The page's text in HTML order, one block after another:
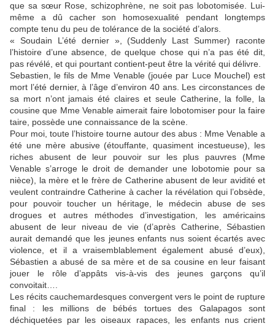
que sa sœur Rose, schizophrène, ne soit pas lobotomisée. Lui-
même a dû cacher son homosexualité pendant longtemps
compte tenu du peu de tolérance de la société d’alors.
« Soudain L’été dernier », (Suddenly Last Summer) raconte
l’histoire d’une absence, de quelque chose qui n’a pas été dit,
pas révélé, et qui pourtant contient-peut être la vérité qui délivre.
Sebastien, le fils de Mme Venable (jouée par Luce Mouchel) est
mort l’été dernier, à l’âge d’environ 40 ans. Les circonstances de
sa mort n’ont jamais été claires et seule Catherine, la folle, la
cousine que Mme Venable aimerait faire lobotomiser pour la faire
taire, possède une connaissance de la scène.
Pour moi, toute l’histoire tourne autour des abus : Mme Venable a
été une mère abusive (étouffante, quasiment incestueuse), les
riches abusent de leur pouvoir sur les plus pauvres (Mme
Venable s’arroge le droit de demander une lobotomie pour sa
nièce), la mère et le frère de Catherine abusent de leur avidité et
veulent contraindre Catherine à cacher la révélation qui l’obsède,
pour pouvoir toucher un héritage, le médecin abuse de ses
drogues et autres méthodes d’investigation, les américains
abusent de leur niveau de vie (d’après Catherine, Sébastien
aurait demandé que les jeunes enfants nus soient écartés avec
violence, et il a vraisemblablement également abusé d’eux),
Sébastien a abusé de sa mère et de sa cousine en leur faisant
jouer le rôle d’appâts vis-à-vis des jeunes garçons qu’il
convoitait….
Les récits cauchemardesques convergent vers le point de rupture
final : les millions de bébés tortues des Galapagos sont
déchiquetées par les oiseaux rapaces, les enfants nus crient